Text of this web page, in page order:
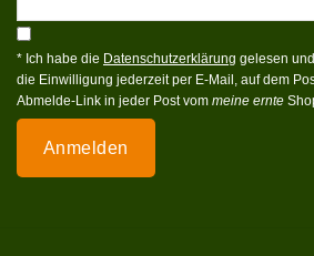
* Ich habe die Datenschutzerklärung gelesen
die Einwilligung jederzeit per E-Mail, auf dem
Abmelde-Link in jeder Post vom meine ernte
Anmelden